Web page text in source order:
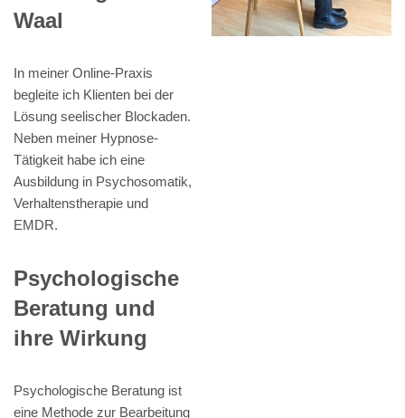
Waal
In meiner Online-Praxis
begleite ich Klienten bei der
Lösung seelischer Blockaden.
Neben meiner Hypnose-
Tätigkeit habe ich eine
Ausbildung in Psychosomatik,
Verhaltenstherapie und
EMDR.
Psychologische
Beratung und
ihre Wirkung
Psychologische Beratung ist
eine Methode zur Bearbeitung